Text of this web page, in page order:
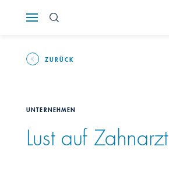
Polska
ZURÜCK
UNTERNEHMEN
Lust auf Zahnarzt